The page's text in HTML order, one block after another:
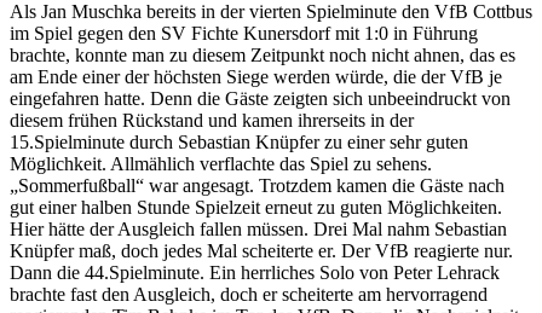
Als Jan Muschka bereits in der vierten Spielminute den VfB Cottbus
im Spiel gegen den SV Fichte Kunersdorf mit 1:0 in Führung
brachte, konnte man zu diesem Zeitpunkt noch nicht ahnen, das es
am Ende einer der höchsten Siege werden würde, die der VfB je
eingefahren hatte. Denn die Gäste zeigten sich unbeeindruckt von
diesem frühen Rückstand und kamen ihrerseits in der
15.Spielminute durch Sebastian Knüpfer zu einer sehr guten
Möglichkeit. Allmählich verflachte das Spiel zu sehens.
„Sommerfußball“ war angesagt. Trotzdem kamen die Gäste nach
gut einer halben Stunde Spielzeit erneut zu guten Möglichkeiten.
Hier hätte der Ausgleich fallen müssen. Drei Mal nahm Sebastian
Knüpfer maß, doch jedes Mal scheiterte er. Der VfB reagierte nur.
Dann die 44.Spielminute. Ein herrliches Solo von Peter Lehrack
brachte fast den Ausgleich, doch er scheiterte am hervorragend